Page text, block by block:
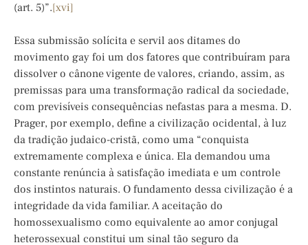
(art. 5)”.[xvi]
Essa submissão solícita e servil aos ditames do
movimento gay foi um dos fatores que contribuíram para
dissolver o cânone vigente de valores, criando, assim, as
premissas para uma transformação radical da sociedade,
com previsíveis consequências nefastas para a mesma. D.
Prager, por exemplo, define a civilização ocidental, à luz
da tradição judaico-cristã, como uma “conquista
extremamente complexa e única. Ela demandou uma
constante renúncia à satisfação imediata e um controle
dos instintos naturais. O fundamento dessa civilização é a
integridade da vida familiar. A aceitação do
homossexualismo como equivalente ao amor conjugal
heterossexual constitui um sinal tão seguro da